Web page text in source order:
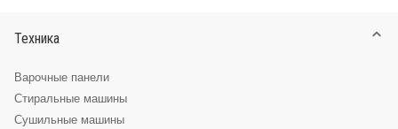
Техника
Варочные панели
Стиральные машины
Сушильные машины